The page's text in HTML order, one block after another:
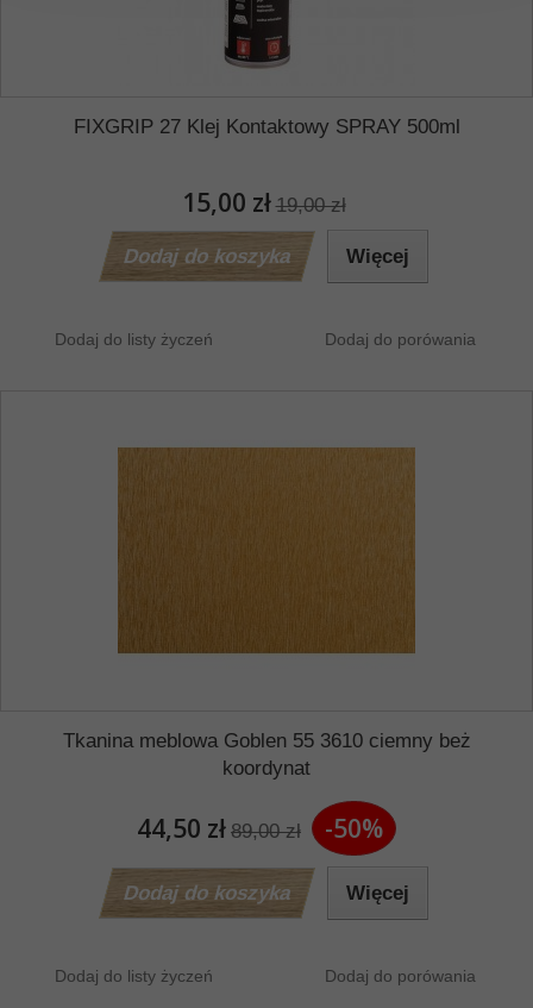
FIXGRIP 27 Klej Kontaktowy SPRAY 500ml
15,00 zł 19,00 zł
Dodaj do koszyka Więcej
Dodaj do listy życzeń Dodaj do porówania
Tkanina meblowa Goblen 55 3610 ciemny beż
koordynat
44,50 zł 89,00 zł -50%
Dodaj do koszyka Więcej
Dodaj do listy życzeń Dodaj do porówania